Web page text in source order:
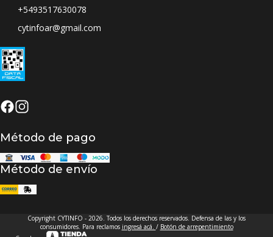
+5493517630078
cytinfoar@gmail.com
Método de pago
Método de envío
Copyright CYTINFO - 2026. Todos los derechos reservados. Defensa de las y los
consumidores. Para reclamos ingresá acá. / Botón de arrepentimiento